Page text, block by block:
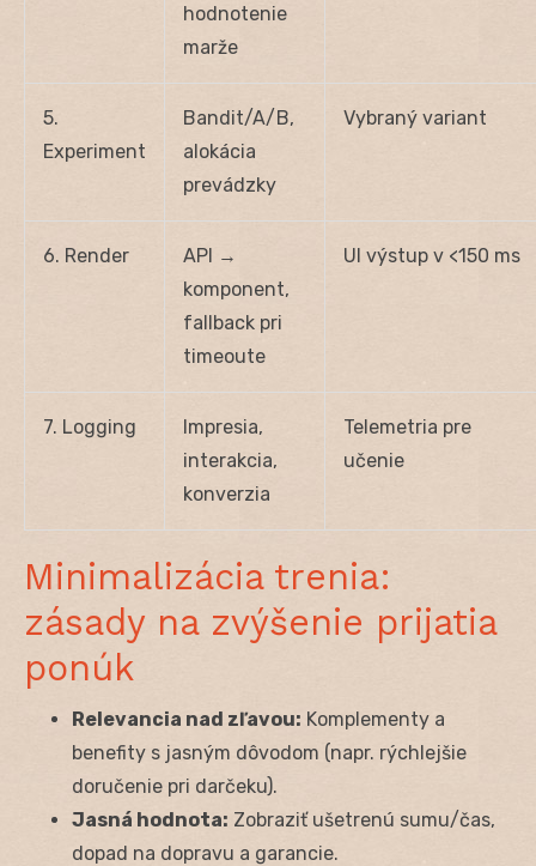
hodnotenie
marže
5.
Experiment
Bandit/A/B,
alokácia
prevádzky
Vybraný variant
6. Render
API →
komponent,
fallback pri
timeoute
UI výstup v <150 ms
7. Logging
Impresia,
interakcia,
konverzia
Telemetria pre
učenie
Minimalizácia trenia:
zásady na zvýšenie prijatia
ponúk
Relevancia nad zľavou: Komplementy a
benefity s jasným dôvodom (napr. rýchlejšie
doručenie pri darčeku).
Jasná hodnota: Zobraziť ušetrenú sumu/čas,
dopad na dopravu a garancie.